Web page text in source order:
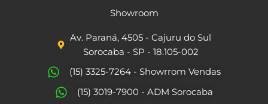
c
e
b
o
o
t
a
g
r
Showroom
Av. Paraná, 4505 - Cajuru do Sul
Sorocaba - SP - 18.105-002
(15) 3325-7264 - Showrrom Vendas
(15) 3019-7900 - ADM Sorocaba